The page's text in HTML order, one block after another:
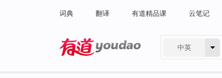
词典 翻译 有道精品课 云笔记
中英